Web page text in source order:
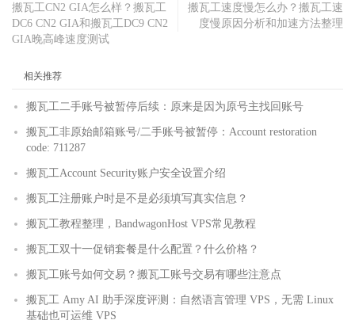
搬瓦工CN2 GIA怎么样？搬瓦工
DC6 CN2 GIA和搬瓦工DC9 CN2
GIA晚高峰速度测试
搬瓦工速度慢怎么办？搬瓦工速
度慢原因分析和加速方法整理
相关推荐
搬瓦工二手账号被暂停后续：原来是因为原号主找回账号
搬瓦工非原始邮箱账号/二手账号被暂停：Account restoration
code: 711287
搬瓦工Account Security账户安全设置介绍
搬瓦工注册账户时是不是必须填写真实信息？
搬瓦工教程整理，BandwagonHost VPS常见教程
搬瓦工双十一促销套餐是什么配置？什么价格？
搬瓦工账号如何交易？搬瓦工账号交易有哪些注意点
搬瓦工 Amy AI 助手深度评测：自然语言管理 VPS，无需 Linux
基础也可运维 VPS